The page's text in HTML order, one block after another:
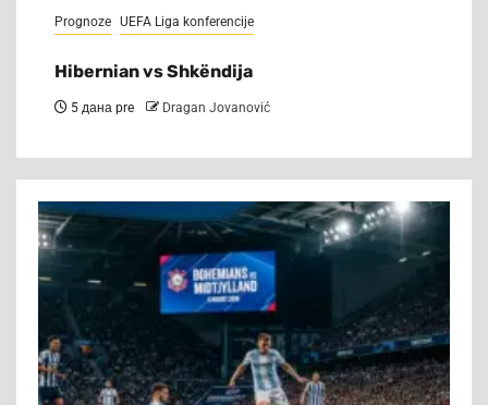
Prognoze UEFA Liga konferencije
Hibernian vs Shkëndija
5 дана pre Dragan Jovanović